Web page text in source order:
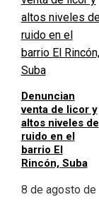
Denuncian
venta de licor y
altos niveles de
ruido en el
barrio El
Rincón, Suba
8 de agosto de